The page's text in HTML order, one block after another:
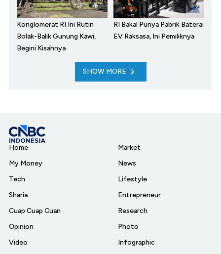
Konglomerat RI Ini Rutin
Bolak-Balik Gunung Kawi,
Begini Kisahnya
RI Bakal Punya Pabrik Baterai
EV Raksasa, Ini Pemiliknya
SHOW MORE
Home
My Money
Tech
Sharia
Cuap Cuap Cuan
Opinion
Video
Market
News
Lifestyle
Entrepreneur
Research
Photo
Infographic